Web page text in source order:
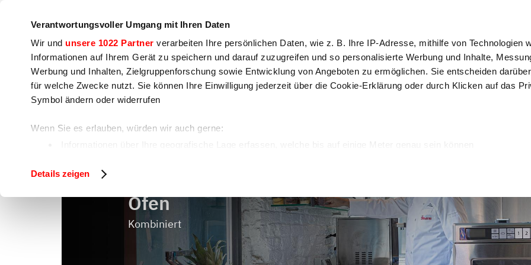
Verantwortungsvoller Umgang mit Ihren Daten
Wir und unsere 1022 Partner verarbeiten Ihre persönlichen Daten, wie z. B. Ihre IP-Adresse, mithilfe von Technologien
Informationen auf Ihrem Gerät zu speichern und darauf zuzugreifen und so personalisierte Werbung und Inhalte,
Werbung und Inhalten, Zielgruppenforschung sowie Entwicklung von Angeboten zu ermöglichen. Sie entscheiden
für welche Zwecke nutzt. Sie können Ihre Einwilligung jederzeit über die Cookie-Erklärung oder durch Klicken auf das
Symbol ändern oder widerrufen
Wenn Sie es erlauben, würden wir auch gerne:
Erfahren Sie mehr darüber, wie Ihre persönlichen Daten verarbeitet werden, und legen Sie Ihre Präferenzen im
Wir verwenden Cookies, um Inhalte und Anzeigen zu personalisieren, Funktionen für soziale Medien anbieten zu können
auf unsere Website zu analysieren. Außerdem geben wir Informationen zu Ihrer Verwendung unserer Website an unsere
soziale Medien, Werbung und Analysen weiter. Unsere Partner führen diese Informationen möglicherweise mit weiteren
zusammen, die Sie ihnen bereitgestellt haben oder die sie im Rahmen Ihrer Nutzung der Dienste gesammelt haben.
Details zeigen
Kochen Lebensmittelzubereitung
Auslage und
Home Kochen Öfen
Öfen
Kombiniert